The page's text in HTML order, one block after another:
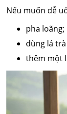
Nếu muốn dễ
pha loãng;
dùng lá
thêm một